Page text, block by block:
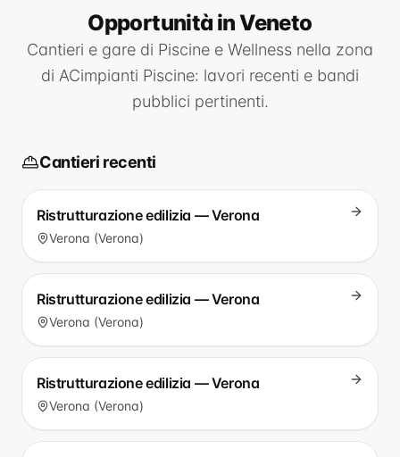
Opportunità in Veneto
Cantieri e gare di Piscine e Wellness nella zona
di ACimpianti Piscine: lavori recenti e bandi
pubblici pertinenti.
Cantieri recenti
Ristrutturazione edilizia — Verona
Verona (Verona)
Ristrutturazione edilizia — Verona
Verona (Verona)
Ristrutturazione edilizia — Verona
Verona (Verona)